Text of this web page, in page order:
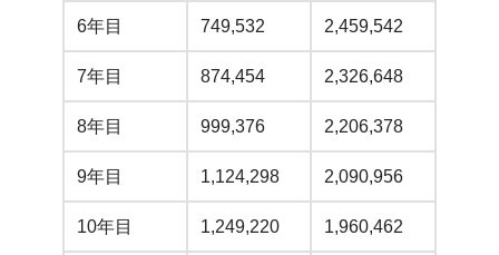
6年目 749,532 2,459,542
7年目 874,454 2,326,648
8年目 999,376 2,206,378
9年目 1,124,298 2,090,956
10年目 1,249,220 1,960,462